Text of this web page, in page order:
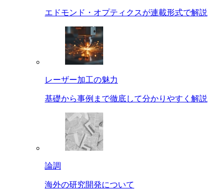
エドモンド・オプティクスが連載形式で解説
レーザー加工の魅力
基礎から事例まで徹底して分かりやすく解説
論調
海外の研究開発について